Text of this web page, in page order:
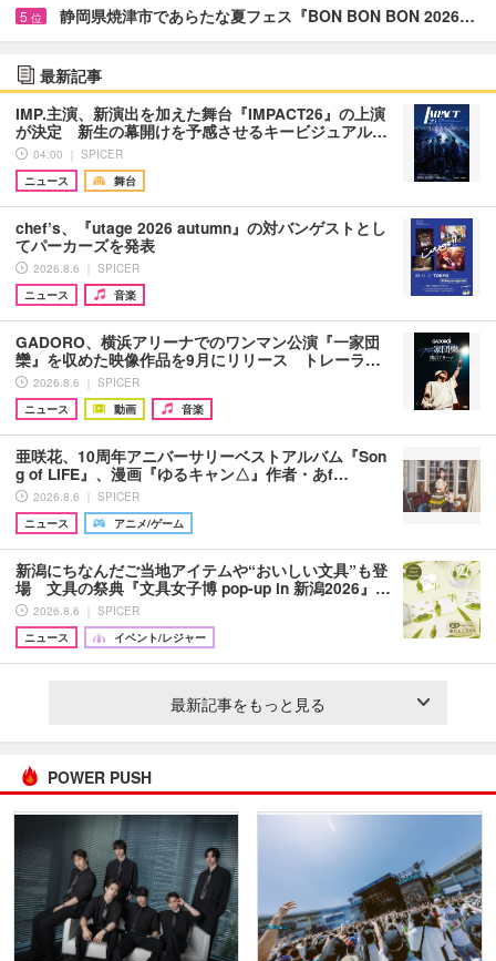
5 位 静岡県焼津市であらたな夏フェス『BON BON BON 2026…
最新記事
IMP.主演、新演出を加えた舞台『IMPACT26』の上演
が決定 新生の幕開けを予感させるキービジュアル…
04:00 ｜ SPICER
ニュース
舞台
chef’s、『utage 2026 autumn』の対バンゲストとし
てパーカーズを発表
2026.8.6 ｜ SPICER
ニュース
音楽
GADORO、横浜アリーナでのワンマン公演『一家団
欒』を収めた映像作品を9月にリリース トレーラ…
2026.8.6 ｜ SPICER
ニュース
動画 音楽
亜咲花、10周年アニバーサリーベストアルバム『Son
g of LIFE』、漫画『ゆるキャン△』作者・あf…
2026.8.6 ｜ SPICER
ニュース
アニメ/ゲーム
新潟にちなんだご当地アイテムや“おいしい文具”も登
場 文具の祭典『文具女子博 pop-up in 新潟2026』…
2026.8.6 ｜ SPICER
ニュース
イベント/レジャー
最新記事をもっと見る
POWER PUSH